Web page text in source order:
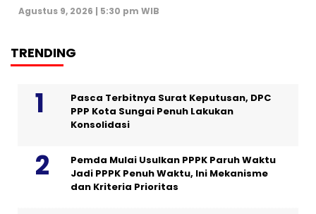
Agustus 9, 2026 | 5:30 pm WIB
TRENDING
Pasca Terbitnya Surat Keputusan, DPC
PPP Kota Sungai Penuh Lakukan
Konsolidasi
Pemda Mulai Usulkan PPPK Paruh Waktu
Jadi PPPK Penuh Waktu, Ini Mekanisme
dan Kriteria Prioritas